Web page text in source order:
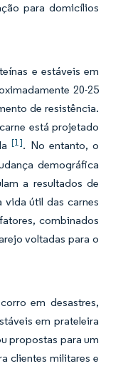
para domicílios
e estáveis em
20-25
de resistência.
está projetado
[1]. No entanto, o
demográfica
a resultados de
vida útil das carnes
combinados
voltadas para o
em desastres,
em prateleira
propostas para um
clientes militares e